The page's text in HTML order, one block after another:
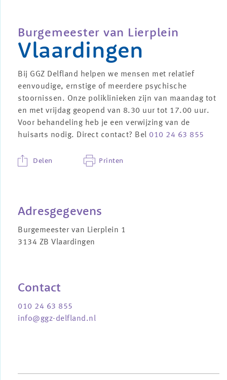
Burgemeester van Lierplein
Vlaardingen
Bij GGZ Delfland helpen we mensen met relatief
eenvoudige, ernstige of meerdere psychische
stoornissen. Onze poliklinieken zijn van maandag tot
en met vrijdag geopend van 8.30 uur tot 17.00 uur.
Voor behandeling heb je een verwijzing van de
huisarts nodig. Direct contact? Bel 010 24 63 855
Printen
Delen
Adresgegevens
Burgemeester van Lierplein 1
3134 ZB Vlaardingen
Contact
010 24 63 855
info@ggz-delfland.nl